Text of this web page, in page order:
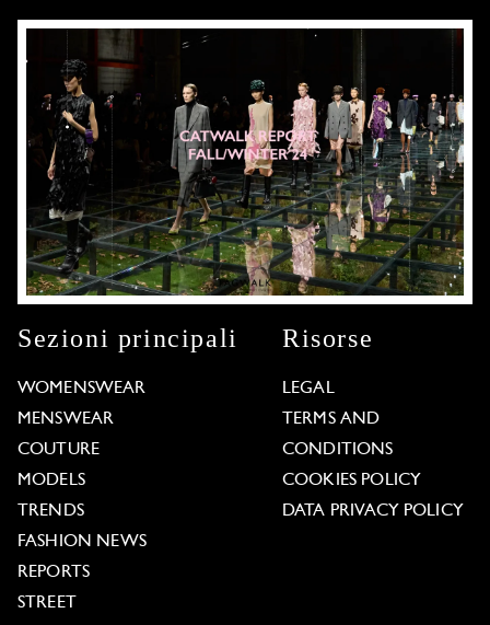
Sezioni principali
WOMENSWEAR
MENSWEAR
COUTURE
MODELS
TRENDS
FASHION NEWS
REPORTS
STREET
Risorse
LEGAL
TERMS AND
CONDITIONS
COOKIES POLICY
DATA PRIVACY POLICY